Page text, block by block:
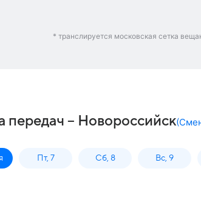
* транслируется московская сетка
передач – Новороссийск(
Пт, 7 Сб, 8 Вс, 9